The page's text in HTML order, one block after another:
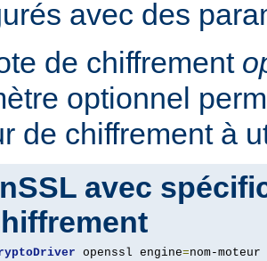
avec des
de chiffrement
optionnel
de chiffrement à
avec
openssl engine=nom-moteur